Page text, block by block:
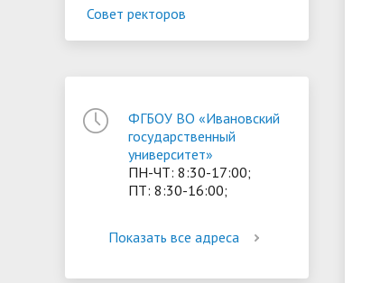
Совет ректоров
ФГБОУ ВО «Ивановский
государственный
университет»
ПН-ЧТ: 8:30-17:00;
ПТ: 8:30-16:00;
Показать все адреса